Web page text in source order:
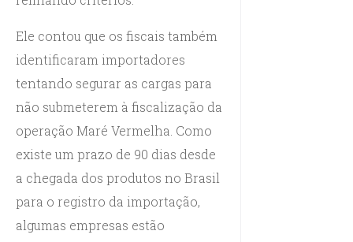
Ele contou que os fiscais também
identificaram importadores
tentando segurar as cargas para
não submeterem à fiscalização da
operação Maré Vermelha. Como
existe um prazo de 90 dias desde
a chegada dos produtos no Brasil
para o registro da importação,
algumas empresas estão